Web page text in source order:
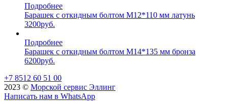
Подробнее
Барашек с откидным болтом М12*110 мм латунь
3200руб.
Подробнее
Барашек с откидным болтом М14*135 мм бронза
6200руб.
+7 8512 60 51 00
2023 ©️ Морской сервис Эллинг
Написать нам в WhatsApp